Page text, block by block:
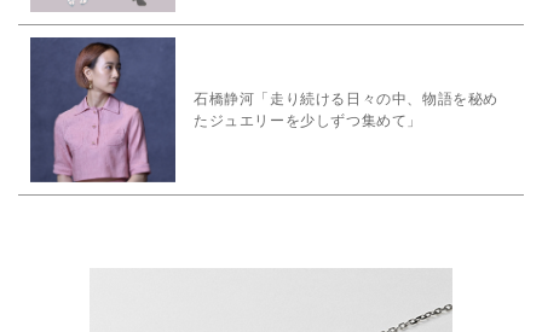
石橋静河「走り続ける日々の中、物語を秘め
たジュエリーを少しずつ集めて」